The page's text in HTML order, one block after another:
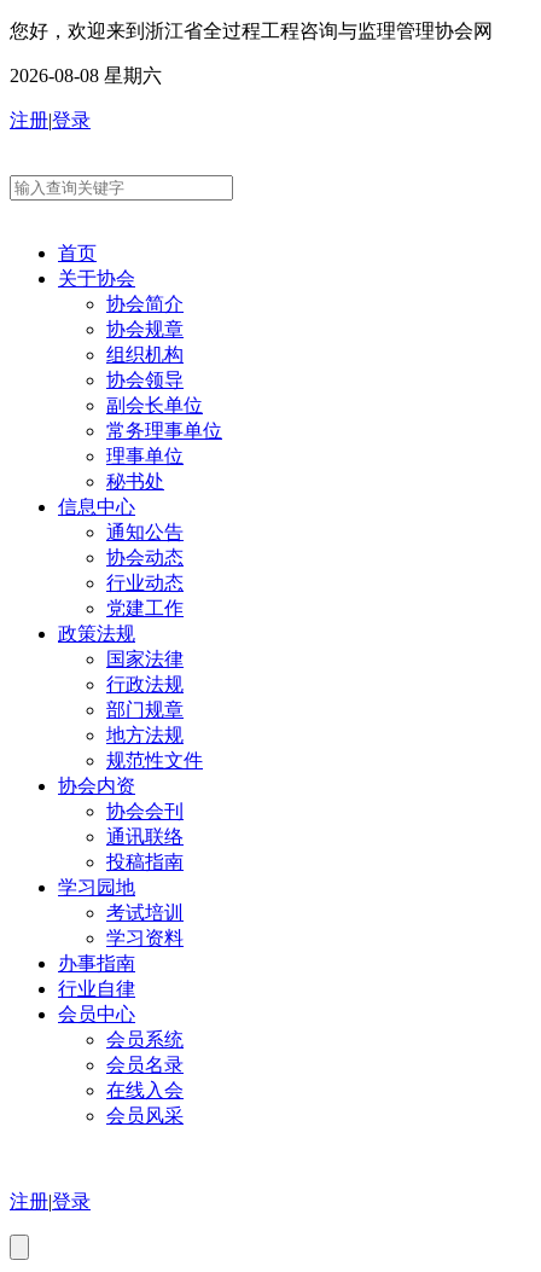
您好，欢迎来到浙江省全过程工程咨询与监理管理协会网
2026-08-08 星期六
注册|登录
首页
关于协会
协会简介
协会规章
组织机构
协会领导
副会长单位
常务理事单位
理事单位
秘书处
信息中心
通知公告
协会动态
行业动态
党建工作
政策法规
国家法律
行政法规
部门规章
地方法规
规范性文件
协会内资
协会会刊
通讯联络
投稿指南
学习园地
考试培训
学习资料
办事指南
行业自律
会员中心
会员系统
会员名录
在线入会
会员风采
注册|登录